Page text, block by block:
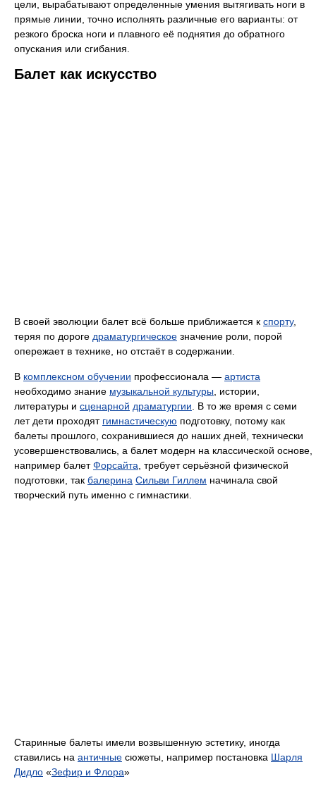
цели, вырабатывают определенные умения вытягивать ноги в
прямые линии, точно исполнять различные его варианты: от
резкого броска ноги и плавного её поднятия до обратного
опускания или сгибания.
Балет как искусство
В своей эволюции балет всё больше приближается к спорту,
теряя по дороге драматургическое значение роли, порой
опережает в технике, но отстаёт в содержании.
В комплексном обучении профессионала — артиста
необходимо знание музыкальной культуры , истории,
литературы и сценарной драматургии . В то же время с семи
лет дети проходят гимнастическую подготовку, потому как
балеты прошлого, сохранившиеся до наших дней, технически
усовершенствовались, а балет модерн на классической основе,
например балетФорсайта , требует серьёзной физической
подготовки, так балерина Сильви Гиллем начинала свой
творческий путь именно с гимнастики.
Старинные балеты имели возвышенную эстетику, иногда
ставились на античные сюжеты, например постановка Шарля
Дидло «Зефир и Флора»